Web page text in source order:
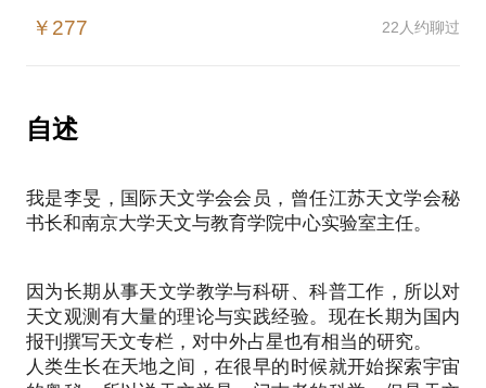
事实上，天文学家在中国确实是个小众群体。在中国
如果你是天文爱好者，来约见我吧！
全方位向你介绍天文学家的工作；
关于具体的天文知识，可以在约见前提出你的问题，
我来解答。
可以聊一聊如何更深入地观察、研究，相信能给你提
供一些帮助。
PS：与我见面前，请把你的问题具体化，毕竟有限的
时间只能解决有限的问题，也可以把你的问题提前发
￥277 22人约聊过
自述
我是李旻，国际天文学会会员，曾任江苏天文学会秘
书长和南京大学天文与教育学院中心实验室主任。
因为长期从事天文学教学与科研、科普工作，所以对
天文观测有大量的理论与实践经验。现在长期为国内
报刊撰写天文专栏，对中外占星也有相当的研究。
人类生长在天地之间，在很早的时候就开始探索宇宙